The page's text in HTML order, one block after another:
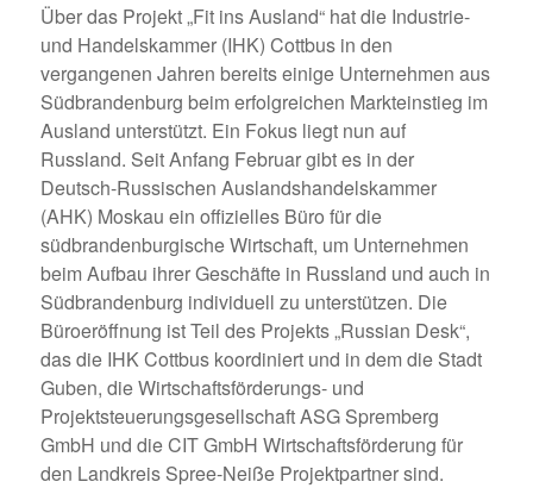
Über das Projekt „Fit ins Ausland“ hat die Industrie-
und Handelskammer (IHK) Cottbus in den
vergangenen Jahren bereits einige Unternehmen aus
Südbrandenburg beim erfolgreichen Markteinstieg im
Ausland unterstützt. Ein Fokus liegt nun auf
Russland. Seit Anfang Februar gibt es in der
Deutsch-Russischen Auslandshandelskammer
(AHK) Moskau ein offizielles Büro für die
südbrandenburgische Wirtschaft, um Unternehmen
beim Aufbau ihrer Geschäfte in Russland und auch in
Südbrandenburg individuell zu unterstützen. Die
Büroeröffnung ist Teil des Projekts „Russian Desk“,
das die IHK Cottbus koordiniert und in dem die Stadt
Guben, die Wirtschaftsförderungs- und
Projektsteuerungsgesellschaft ASG Spremberg
GmbH und die CIT GmbH Wirtschaftsförderung für
den Landkreis Spree-Neiße Projektpartner sind.